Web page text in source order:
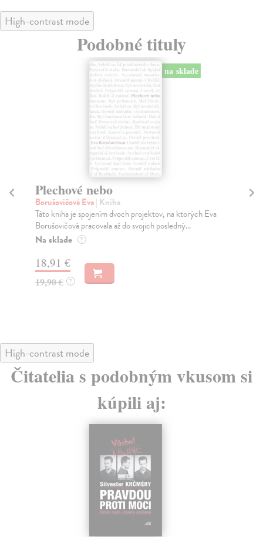
High-contrast mode
Podobné tituly
na sklade
Plechové nebo
Borušovičová Eva| Kniha
Táto kniha je spojením dvoch projektov, na ktorých Eva
Borušovičová pracovala až do svojich posledný...
Na sklade ?
18,91 €
19,90 € ?
High-contrast mode
Čitatelia s podobným vkusom si
kúpili aj: